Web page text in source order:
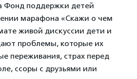
Фонд поддержки детей
марафона «Скажи о чем
живой дискуссии дети и
проблемы, которые их
переживания, страх перед
ссоры с друзьями или